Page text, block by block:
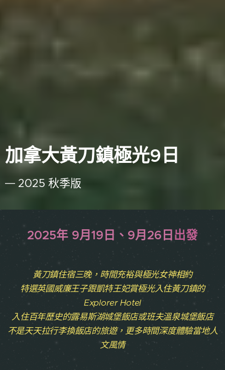
加拿大黃刀鎮極光9日
2025 秋季版
2025年 9月19日、9月26 日 出發
黃刀鎮住宿三晚，時間充裕與極光女神相約
特選英國威廉王子跟凱特王妃賞極光入住黃刀鎮的
Explorer Hotel
入住百年歷史的露易斯湖城堡飯店或班夫溫泉城堡飯店
不是天天拉行李換飯店的旅遊，更多時間深度體驗當地人
文風情